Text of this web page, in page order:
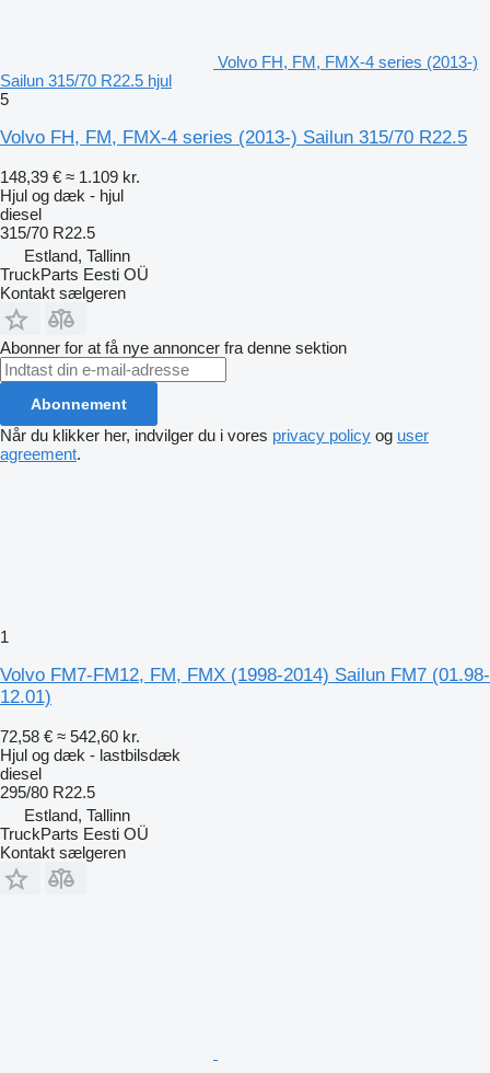
Volvo FH, FM, FMX-4 series (2013-)
Sailun 315/70 R22.5 hjul
5
Volvo FH, FM, FMX-4 series (2013-) Sailun 315/70 R22.5
148,39 € ≈ 1.109 kr.
Hjul og dæk - hjul
diesel
315/70 R22.5
Estland, Tallinn
TruckParts Eesti OÜ
Kontakt sælgeren
Abonner for at få nye annoncer fra denne sektion
Abonnement
Når du klikker her, indvilger du i vores privacy policy og user
agreement.
1
Volvo FM7-FM12, FM, FMX (1998-2014) Sailun FM7 (01.98-
12.01)
72,58 € ≈ 542,60 kr.
Hjul og dæk - lastbilsdæk
diesel
295/80 R22.5
Estland, Tallinn
TruckParts Eesti OÜ
Kontakt sælgeren